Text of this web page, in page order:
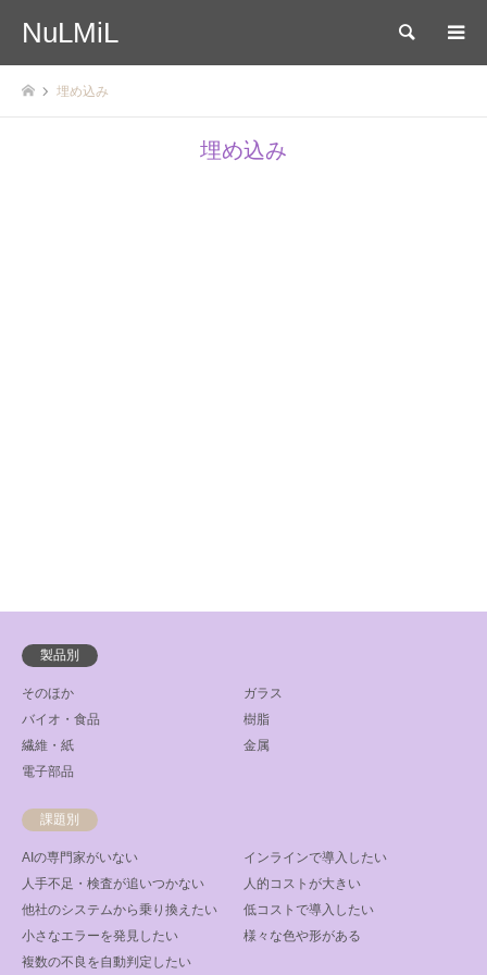
NuLMiL 検索
埋め込み
埋め込み
製品別
そのほか
ガラス
バイオ・食品
樹脂
繊維・紙
金属
電子部品
課題別
AIの専門家がいない
インラインで導入したい
人手不足・検査が追いつかない
人的コストが大きい
他社のシステムから乗り換えたい
低コストで導入したい
小さなエラーを発見したい
様々な色や形がある
複数の不良を自動判定したい